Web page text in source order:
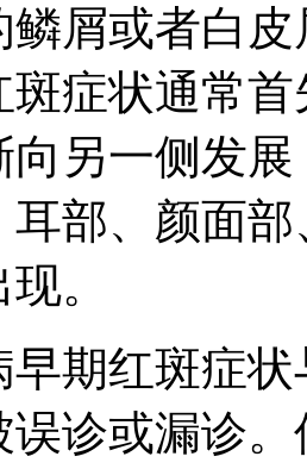
鳞屑或者白
斑症状通常
向另一侧发
耳部、颜面
。
早期红斑症
误诊或漏诊